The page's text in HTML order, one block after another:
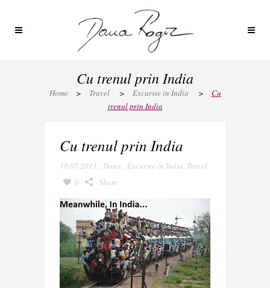
Cu trenul prin India
Home > Travel > Excursie in India >
Cu
trenul prin India
Cu trenul prin India
18.07.2011 , Dana , Excursie in India, Travel
0
Share